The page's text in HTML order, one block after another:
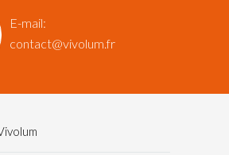
E-mail:
contact@vivolum.fr